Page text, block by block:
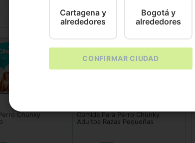
Chunky
Comida Para Perro Chunky
Adultos Razas Pequeñas
Cartagena y
alrededores
Bogotá y
alrededores
CONFIRMAR CIUDAD